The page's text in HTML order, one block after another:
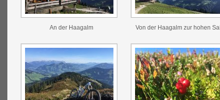
An der Haagalm Von der Haagalm zur hohen